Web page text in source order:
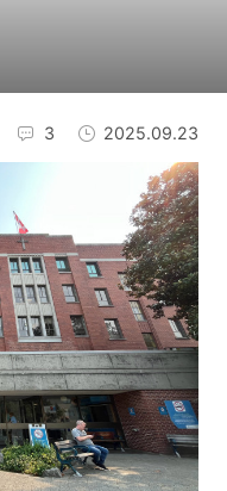
3 2025.09.23